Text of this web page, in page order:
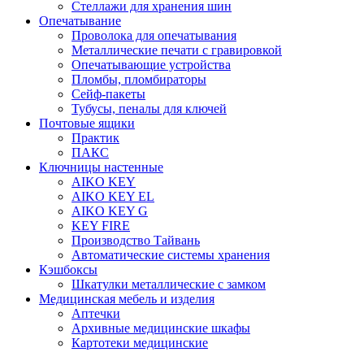
Стеллажи для хранения шин
Опечатывание
Проволока для опечатывания
Металлические печати с гравировкой
Опечатывающие устройства
Пломбы, пломбираторы
Сейф-пакеты
Тубусы, пеналы для ключей
Почтовые ящики
Практик
ПАКС
Ключницы настенные
AIKO KEY
AIKO KEY EL
AIKO KEY G
KEY FIRE
Производство Тайвань
Автоматические системы хранения
Кэшбоксы
Шкатулки металлические с замком
Медицинская мебель и изделия
Аптечки
Архивные медицинские шкафы
Картотеки медицинские